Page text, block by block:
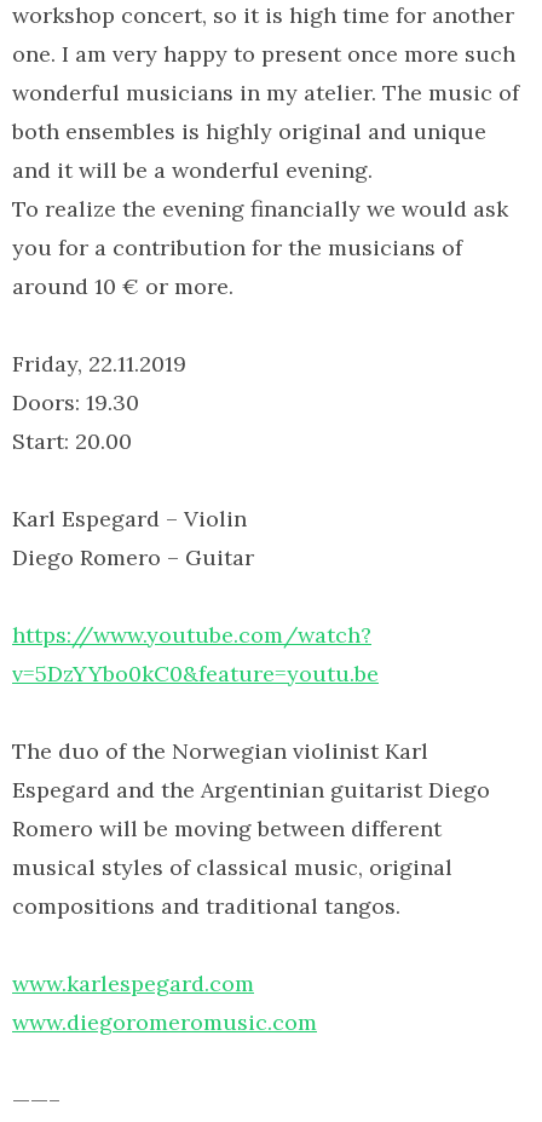
workshop concert, so it is high time for another
one. I am very happy to present once more such
wonderful musicians in my atelier. The music of
both ensembles is highly original and unique
and it will be a wonderful evening.
To realize the evening financially we would ask
you for a contribution for the musicians of
around 10 € or more.
Friday, 22.11.2019
Doors: 19.30
Start: 20.00
Karl Espegard – Violin
Diego Romero – Guitar
https://www.youtube.com/watch?
v=5DzYYbo0kC0&feature=youtu.be
The duo of the Norwegian violinist Karl
Espegard and the Argentinian guitarist Diego
Romero will be moving between different
musical styles of classical music, original
compositions and traditional tangos.
www.karlespegard.com
www.diegoromeromusic.com
——–